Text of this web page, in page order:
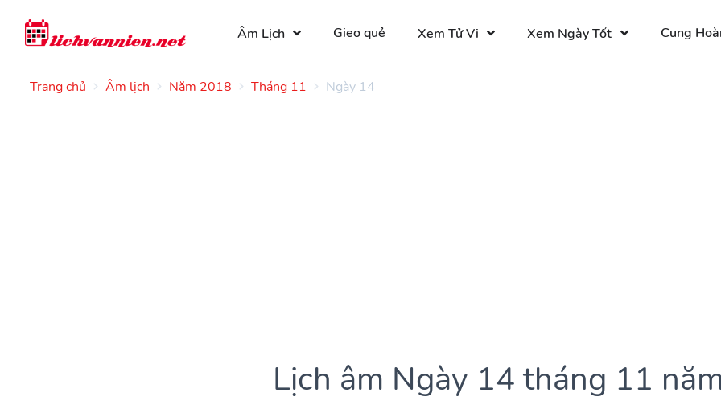
Âm Lịch Gieo quẻ Xem Tử Vi Xem Ngày Tốt Cung
Trang chủ Âm lịch Năm 2018 Tháng 11 Ngày 14
Lịch âm Ngày 14 tháng 11